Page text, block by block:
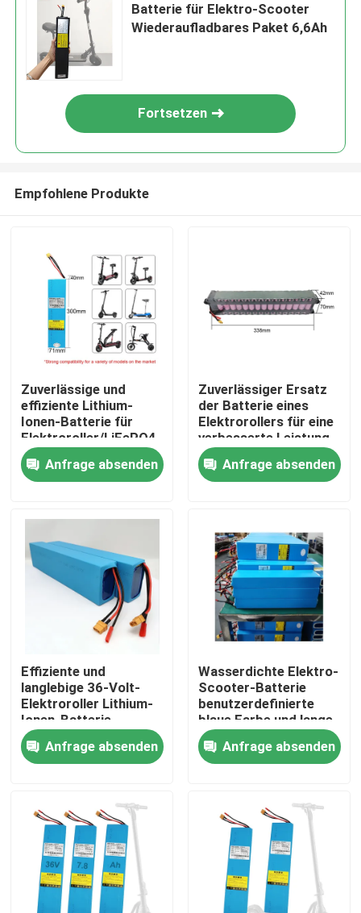
Haus
Videos
Über uns
Fabrik-Ausflug
Qualitätskontrolle
Treten Sie mit uns in Verbindung
Fordern Sie ein Zitat
Solarenergie-Batterieleistung
Tragbare Kraftwerksbatterie
Batterie für Elektro-Scooter
Wiederaufladbares Paket 6,6Ah
Fortsetzen
Empfohlene Produkte
Zuverlässige und
effiziente Lithium-
Ionen-Batterie für
Elektroroller/LiFePO4
Anfrage absenden
Zuverlässiger Ersatz
der Batterie eines
Elektrorollers für eine
verbesserte Leistung
Anfrage absenden
Effiziente und
langlebige 36-Volt-
Elektroroller Lithium-
Ionen-Batterie
Anfrage absenden
Wasserdichte Elektro-
Scooter-Batterie
benutzerdefinierte
blaue Farbe und lange
Lebensdauer 36V
Spannung
Anfrage absenden